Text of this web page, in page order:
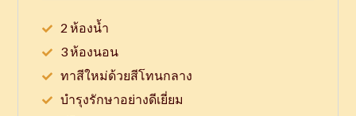
2 ห้องน้ำ
3 ห้องนอน
ทาสีใหม่ด้วยสีโทนกลาง
บำรุงรักษาอย่างดีเยี่ยม